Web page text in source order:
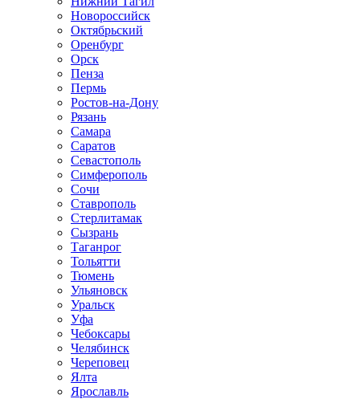
Новороссийск
Октябрьский
Оренбург
Орск
Пенза
Пермь
Ростов-на-Дону
Рязань
Самара
Саратов
Севастополь
Симферополь
Сочи
Ставрополь
Стерлитамак
Сызрань
Таганрог
Тольятти
Тюмень
Ульяновск
Уральск
Уфа
Чебоксары
Челябинск
Череповец
Ялта
Ярославль